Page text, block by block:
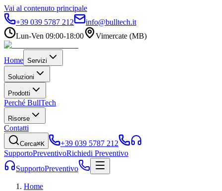
Vai al contenuto principale
+39 039 5787 212
info@bulltech.it
Lun-Ven 09:00-18:00
Vimercate (MB)
Home Servizi
Soluzioni
Prodotti
Perché BullTech
Risorse
Contatti
Cerca⌘K
+39 039 5787 212
SupportoPreventivoRichiedi Preventivo
SupportoPreventivo
Home